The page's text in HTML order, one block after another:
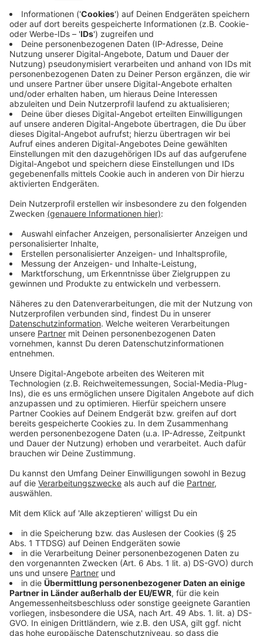
des Jahres in der Stadtpolitik diskutiert werden soll.
Vorher will die SPD mit den anderen Parteien in
Leverkusen ins Gespräch gehen, um eine möglichst
breite Mehrheit für die Idee zu bekommen. Auch die
Bayer 04 Junxx, der erste queere Fanclub der
Werkself, findet die Idee gut. Man hoffe, dass sich aus
so etwas auch eine queere Szene in Leverkusen
entwickeln könnte.
Anzeige
CSD 2023 in Köln und günstiges VRS-Ticket
Anzeige
Freitagnachmittag um 16 Uhr beginnt in Köln das
Straßenfest zum CSD, unter anderem mit einem
Bühnenprogramm in der Altstadt und vielen Music-
Acts wie Tim Bendzko und Dieter Thomas Kuhn. Am
Demonstration in der Innenstadt, Köln rechnet mit 1,4
Millionen Besuchern. Wer am Wochenende in die Stadt
fahren will, sollte die öffentlichen Verkehrsmittel
nutzen.Der VRS hat ein CSD-Ticket für das ganze
14 Uhr bis Montagfrüh um 3 Uhr und kostet rund 20
Euro.Es ist ausschließlich online oder per VRS- bzw.
KVB-App zu bekommen.
Anzeige
Weitere Meldungen aus Leverkusen
Anzeige
Bayer 04 verpflichtet Granit Xhaka
Stadt Leverkusen weist auf Unterstützung bei
Energiekosten hin
Starke Preiserhöhung bei Leverkusener Fitness-Studio
Flexx-Fitness